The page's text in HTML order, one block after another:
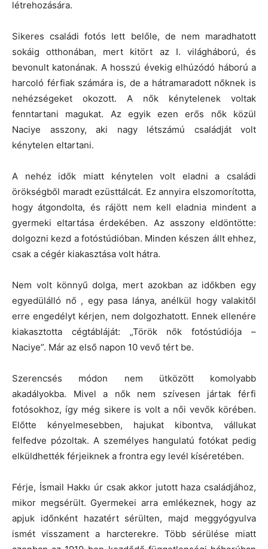
létrehozására.
Sikeres családi fotós lett belőle, de nem maradhatott
sokáig otthonában, mert kitört az I. világháború, és
bevonult katonának. A hosszú évekig elhúzódó háború a
harcoló férfiak számára is, de a hátramaradott nőknek is
nehézségeket okozott. A nők kénytelenek voltak
fenntartani magukat. Az egyik ezen erős nők közül
Naciye asszony, aki nagy létszámú családját volt
kénytelen eltartani.
A nehéz idők miatt kénytelen volt eladni a családi
örökségből maradt ezüsttálcát. Ez annyira elszomorította,
hogy átgondolta, és rájött nem kell eladnia mindent a
gyermeki eltartása érdekében. Az asszony eldöntötte:
dolgozni kezd a fotóstúdióban. Minden készen állt ehhez,
csak a cégér kiakasztása volt hátra.
Nem volt könnyű dolga, mert azokban az időkben egy
egyedülálló nő , egy pasa lánya, anélkül hogy valakitől
erre engedélyt kérjen, nem dolgozhatott. Ennek ellenére
kiakasztotta cégtábláját: „Török nők fotóstúdiója –
Naciye”. Már az első napon 10 vevő tért be.
Szerencsés módon nem ütközött komolyabb
akadályokba. Mivel a nők nem szívesen jártak férfi
fotósokhoz, így még sikere is volt a női vevők körében.
Előtte kényelmesebben, hajukat kibontva, vállukat
felfedve pózoltak. A személyes hangulatú fotókat pedig
elküldhették férjeiknek a frontra egy levél kíséretében.
Férje, İsmail Hakkı úr csak akkor jutott haza családjához,
mikor megsérült. Gyermekei arra emlékeznek, hogy az
apjuk időnként hazatért sérülten, majd meggyógyulva
ismét visszament a harcterekre. Több sérülése miatt